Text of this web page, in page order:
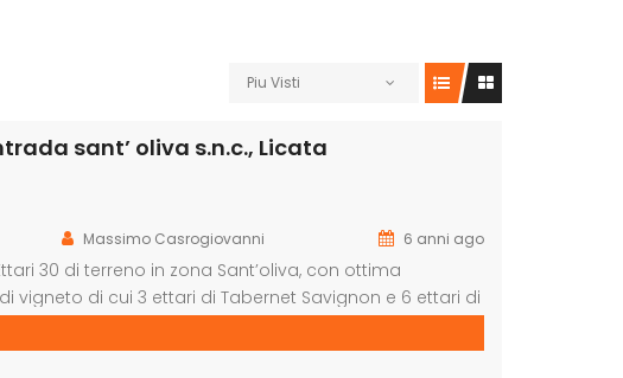
Piu Visti
sant’ oliva s.n.c., Licata
Massimo Casrogiovanni 6 anni ago
30 di terreno in zona Sant’oliva, con ottima
vigneto di cui 3 ettari di Tabernet Savignon e 6 ettari di
a macchia e circa 15ettari di pascolo. Nel terreno si […]